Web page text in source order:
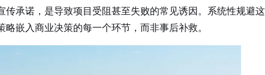
承诺，是导致项目受阻甚至失败的常见诱因。系统性规避
嵌入商业决策的每一个环节，而非事后补救。